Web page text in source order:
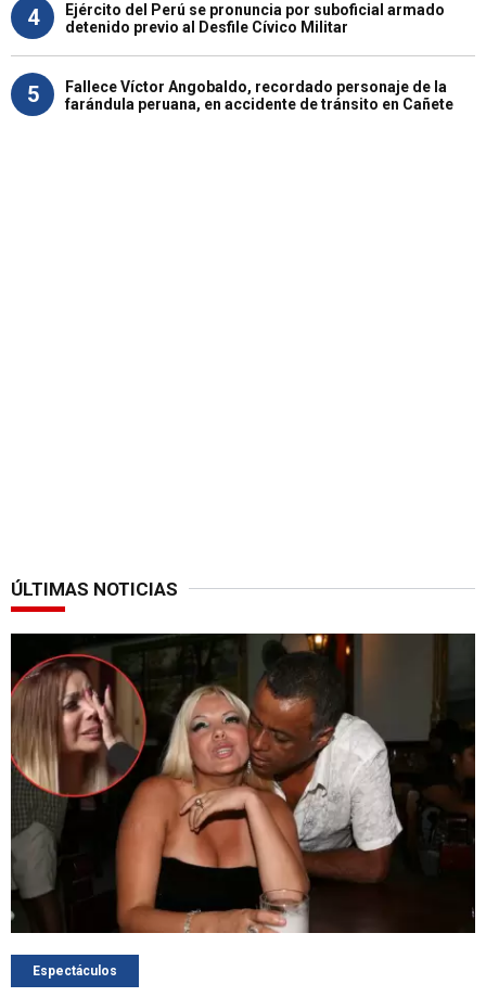
4
Ejército del Perú se pronuncia por suboficial armado
detenido previo al Desfile Cívico Militar
5
Fallece Víctor Angobaldo, recordado personaje de la
farándula peruana, en accidente de tránsito en Cañete
ÚLTIMAS NOTICIAS
Espectáculos